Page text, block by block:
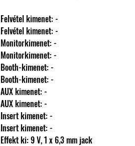
                Felvétel kimenet: -
                Felvétel kimenet: -
                Monitorkimenet: -
                Monitorkimenet: -
                Booth-kimenet: -
                Booth-kimenet: -
                AUX kimenet: -
                AUX kimenet: -
                Insert kimenet: -
                Insert kimenet: -
                Effekt ki: 9 V, 1 x 6,3 mm jack